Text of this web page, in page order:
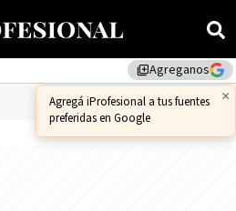
library_addAgreganos
×
Agregá iProfesional a tus fuentes
preferidas en Google
DÓLAR CCL-1.25% $1,556.14